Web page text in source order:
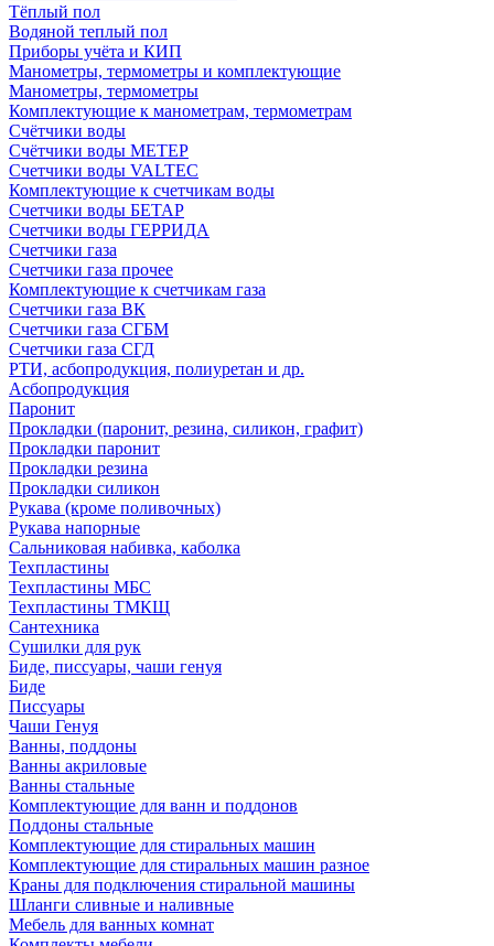
Тёплый пол
Водяной теплый пол
Приборы учёта и КИП
Манометры, термометры и комплектующие
Манометры, термометры
Комплектующие к манометрам, термометрам
Счётчики воды
Счётчики воды МЕТЕР
Счетчики воды VALTEC
Комплектующие к счетчикам воды
Счетчики воды БЕТАР
Счетчики воды ГЕРРИДА
Счетчики газа
Счетчики газа прочее
Комплектующие к счетчикам газа
Счетчики газа ВК
Счетчики газа СГБМ
Счетчики газа СГД
РТИ, асбопродукция, полиуретан и др.
Асбопродукция
Паронит
Прокладки (паронит, резина, силикон, графит)
Прокладки паронит
Прокладки резина
Прокладки силикон
Рукава (кроме поливочных)
Рукава напорные
Сальниковая набивка, каболка
Техпластины
Техпластины МБС
Техпластины ТМКЩ
Сантехника
Сушилки для рук
Биде, писсуары, чаши генуя
Биде
Писсуары
Чаши Генуя
Ванны, поддоны
Ванны акриловые
Ванны стальные
Комплектующие для ванн и поддонов
Поддоны стальные
Комплектующие для стиральных машин
Комплектующие для стиральных машин разное
Краны для подключения стиральной машины
Шланги сливные и наливные
Мебель для ванных комнат